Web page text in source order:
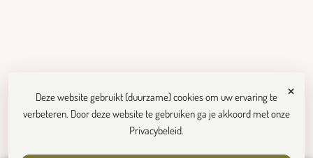
×
Deze website gebruikt (duurzame) cookies om uw ervaring te
verbeteren. Door deze website te gebruiken ga je akkoord met onze
Privacybeleid.